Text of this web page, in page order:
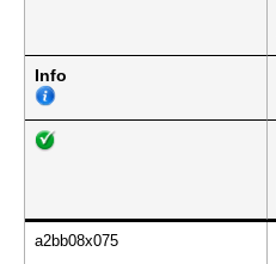
Info
a2bb08x075